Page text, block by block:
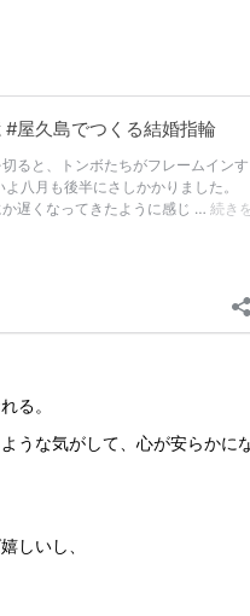
る。
うな気がして、心が安らかに
しいし、